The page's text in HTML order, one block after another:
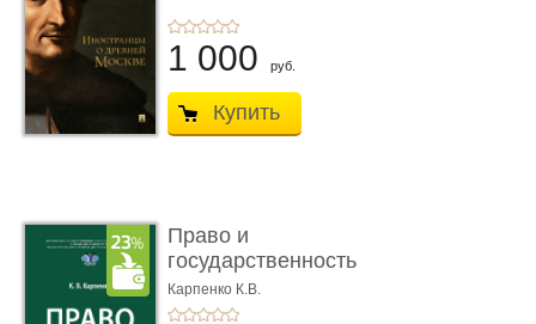
1 000 руб.
Купить
Право и
государственность
Древнего Двуречья. �
...
Карпенко К.В.